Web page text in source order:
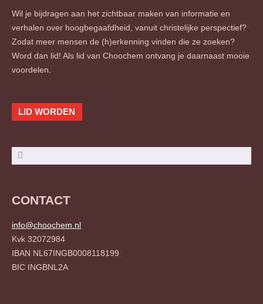
Wil je bijdragen aan het zichtbaar maken van informatie en
verhalen over hoogbegaafdheid, vanuit christelijke perspectief?
Zodat meer mensen de (h)erkenning vinden die ze zoeken?
Word dan lid! Als lid van Choochem ontvang je daarnaast mooie
voordelen.
LID WORDEN
Zoeken
Zoeken
CONTACT
info@choochem.nl
Kvk 32072984
IBAN NL67INGB0008118199
BIC INGBNL2A